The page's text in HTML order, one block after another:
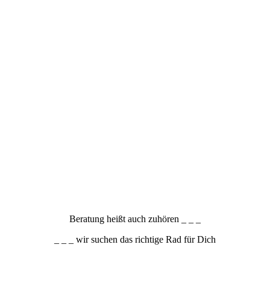
Beratung heißt auch zuhören _ _ _
_ _ _ wir suchen das richtige Rad für Dich